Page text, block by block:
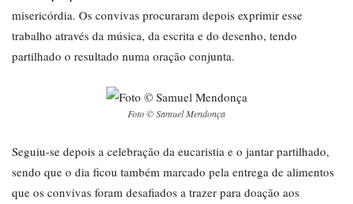
misericórdia. Os convivas procuraram depois exprimir esse
trabalho através da música, da escrita e do desenho, tendo
partilhado o resultado numa oração conjunta.
Foto © Samuel Mendonça
Seguiu-se depois a celebração da eucaristia e o jantar partilhado,
sendo que o dia ficou também marcado pela entrega de alimentos
que os convivas foram desafiados a trazer para doação aos